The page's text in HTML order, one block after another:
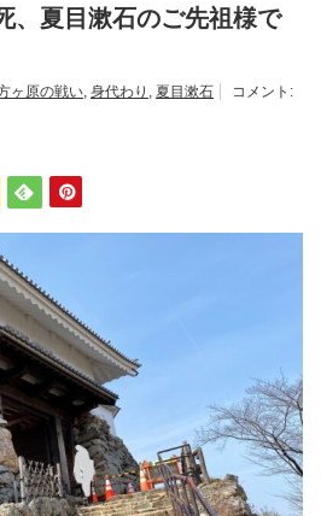
、夏目漱石のご先祖様で
ヶ原の戦い, 身代わり , 夏目漱石
コメント: